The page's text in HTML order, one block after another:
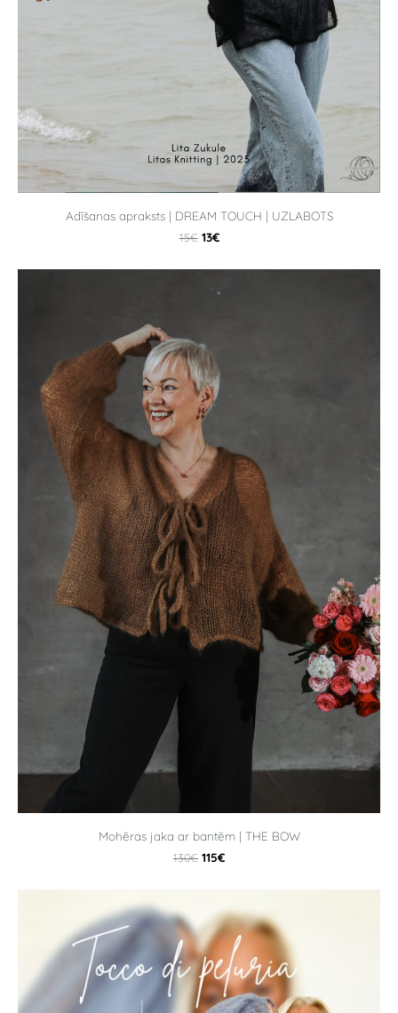
Adīšanas apraksts | DREAM TOUCH | UZLABOTS
15€ 13€
Mohēras jaka ar bantēm | THE BOW
130€ 115€